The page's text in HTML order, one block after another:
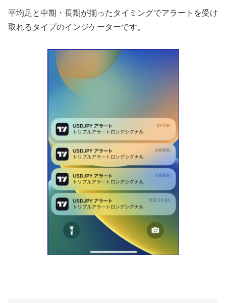
平均足と中期・長期が揃ったタイミングでアラートを受け
取れるタイプのインジケーターです。